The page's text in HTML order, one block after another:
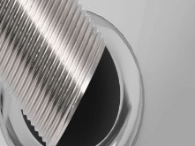
проста и практична
е издръжлив и
може да се източи
лесен е за използване